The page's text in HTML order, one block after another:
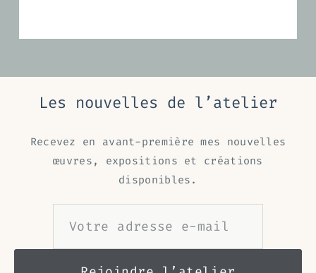
Les nouvelles de l’atelier
Recevez en avant-première mes nouvelles
œuvres, expositions et créations
disponibles.